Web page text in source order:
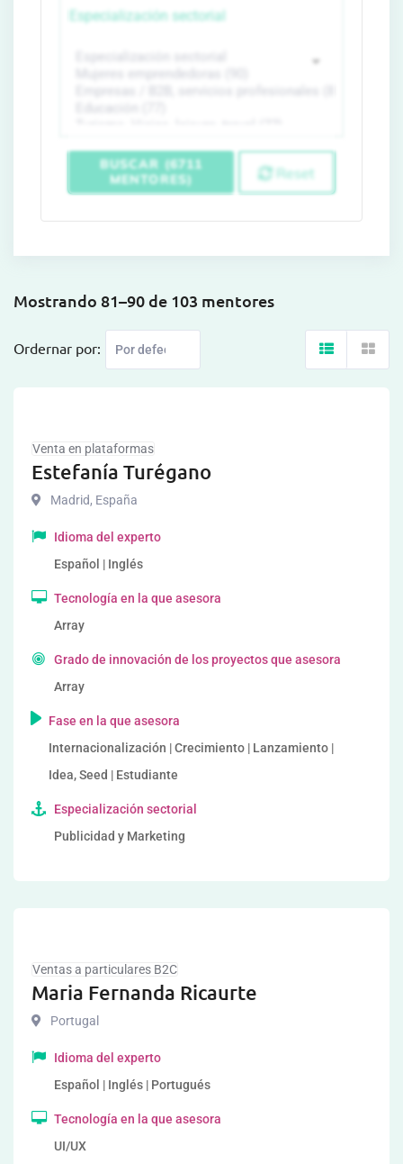
Especialización sectorial
BUSCAR (6711
MENTORES)
Reset
Mostrando 81–90 de 103 mentores
Ordernar por:
Venta en plataformas
Estefanía Turégano
Madrid, España
Idioma del experto
Español | Inglés
Tecnología en la que asesora
Array
Grado de innovación de los proyectos que asesora
Array
Fase en la que asesora
Internacionalización | Crecimiento | Lanzamiento |
Idea, Seed | Estudiante
Especialización sectorial
Publicidad y Marketing
Ventas a particulares B2C
Maria Fernanda Ricaurte
Portugal
Idioma del experto
Español | Inglés | Portugués
Tecnología en la que asesora
UI/UX